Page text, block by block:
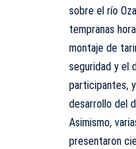
sobre el río
tempranas
montaje de
seguridad y el
participantes,
desarrollo del
Asimismo,
presentaron